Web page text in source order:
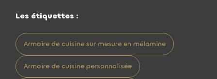
Les étiquettes :
Armoire de cuisine sur mesure en mélamine
Armoire de cuisine personnalisée